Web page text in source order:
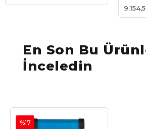
En Son Bu
İnceledin
%17